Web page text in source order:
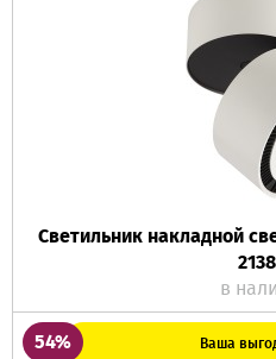
Светильник накладной
в
54% Ваша